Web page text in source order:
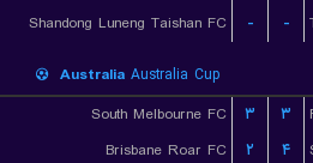
Shandong Luneng Taishan FC
- -
Australia Australia Cup
South Melbourne FC
۳ ۳
Brisbane Roar FC
۲ ۴